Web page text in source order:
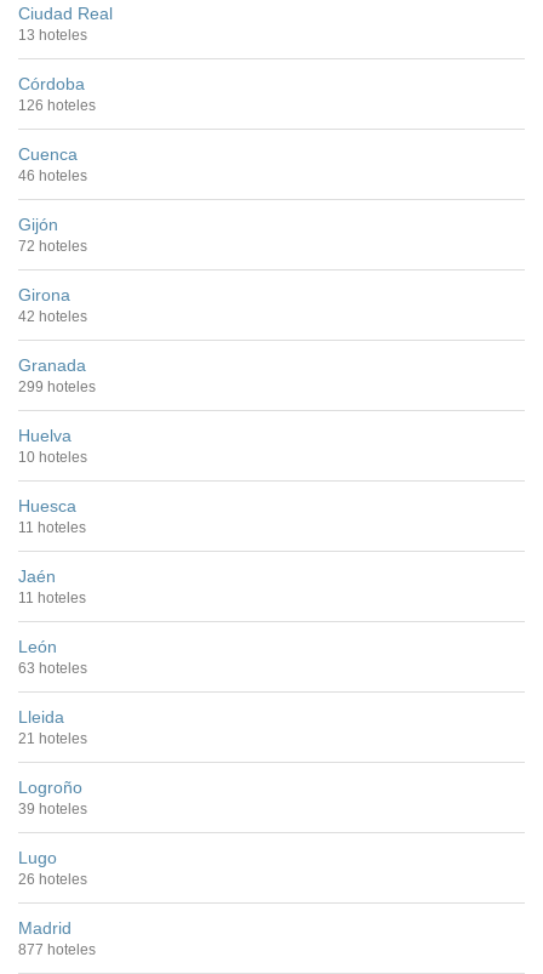
Ciudad Real
13 hoteles
Córdoba
126 hoteles
Cuenca
46 hoteles
Gijón
72 hoteles
Girona
42 hoteles
Granada
299 hoteles
Huelva
10 hoteles
Huesca
11 hoteles
Jaén
11 hoteles
León
63 hoteles
Lleida
21 hoteles
Logroño
39 hoteles
Lugo
26 hoteles
Madrid
877 hoteles